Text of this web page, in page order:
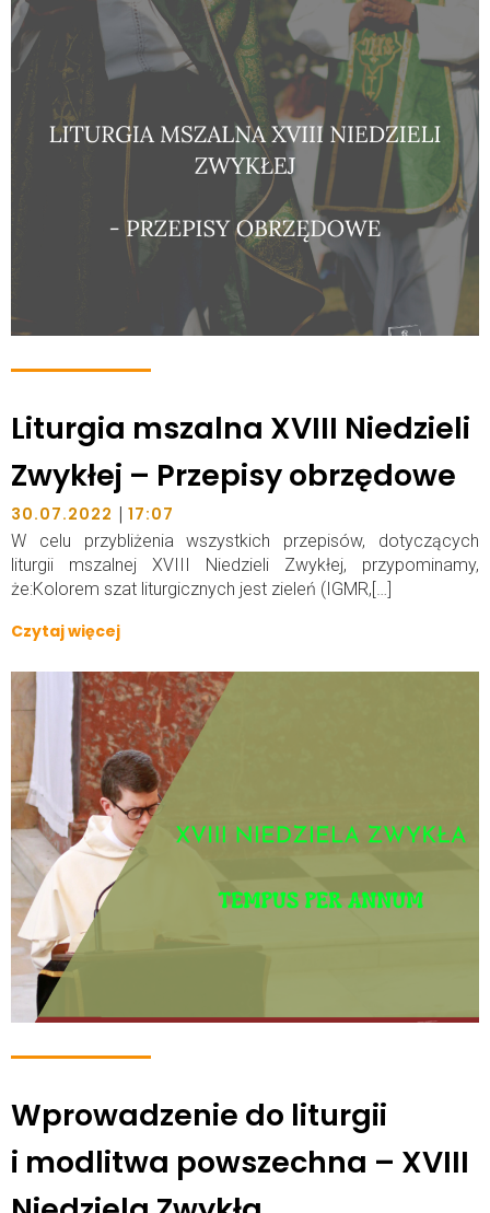
Liturgia mszalna XVIII Niedzieli
Zwykłej – Przepisy obrzędowe
30.07.2022 | 17:07
W celu przybliżenia wszystkich przepisów, dotyczących
liturgii mszalnej XVIII Niedzieli Zwykłej, przypominamy,
że:Kolorem szat liturgicznych jest zieleń (IGMR,[…]
Czytaj więcej
Wprowadzenie do liturgii
i modlitwa powszechna – XVIII